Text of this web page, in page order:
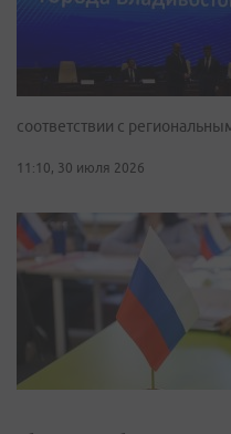
соответствии с
11:10, 30 июля 2026